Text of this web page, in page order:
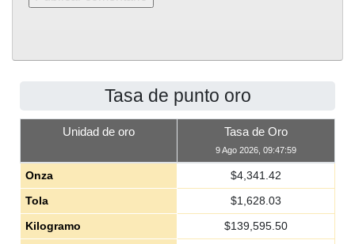
Tasa de punto oro
Unidad de oro Tasa de Oro
9 Ago 2026, 09:47:59
Onza $4,341.42
Tola
$1,628.03
Kilogramo
$139,595.50